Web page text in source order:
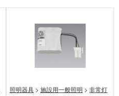
照明器具 > 施設用一般照明 > 非常灯